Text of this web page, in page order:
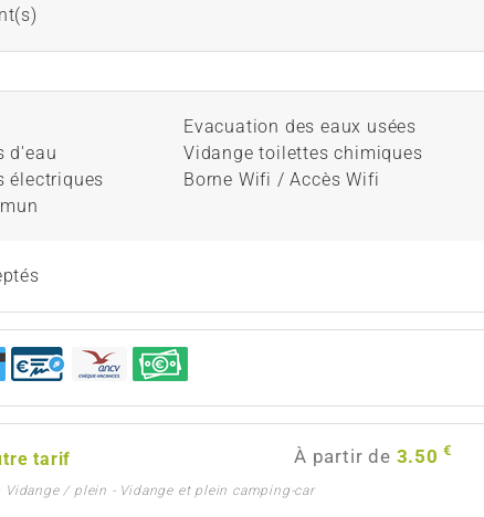
d'eau
électriques
Evacuation des eaux usées
Vidange toilettes chimiques
Borne Wifi / Accès Wifi
tarif À partir de 3.50 €
Vidange / plein - Vidange et plein camping-car